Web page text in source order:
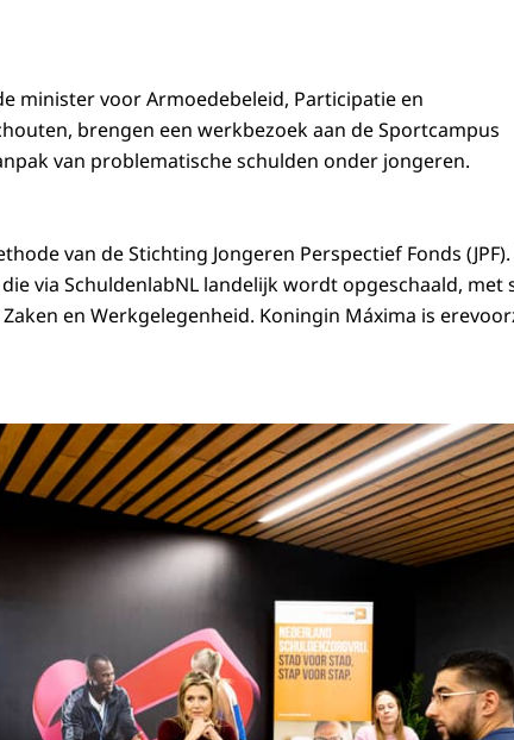
minister voor Armoedebeleid, Participatie en
brengen een werkbezoek aan de Sportcampus
van problematische schulden onder jongeren.
van de Stichting Jongeren Perspectief Fonds (JPF).
via SchuldenlabNL landelijk wordt opgeschaald, met
en Werkgelegenheid. Koningin Máxima is
en minister Schouten bezoeken de Sportcampus Zuiderpark in